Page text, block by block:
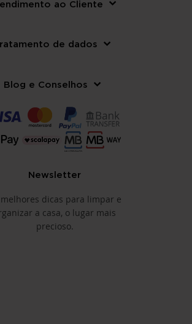
ao Cliente
de dados
Blog e Conselhos
Newsletter
melhores dicas para limpar e
a casa, o lugar mais
precioso.